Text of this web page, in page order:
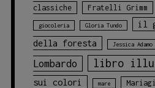
classiche
Fratelli Grimm
giocoleria Gloria Tundo il
della foresta
Jessica Adamo
Lombardo
libro
sui colori
mare